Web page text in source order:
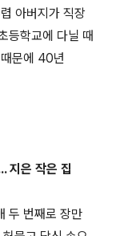
아버지가 직장
등학교에 다닐 때
문에 40년
지은 작은 집
두 번째로 장만